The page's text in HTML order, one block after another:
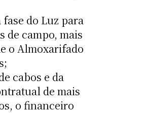
do Luz para
de campo, mais
o Almoxarifado
cabos e da
de mais
o financeiro